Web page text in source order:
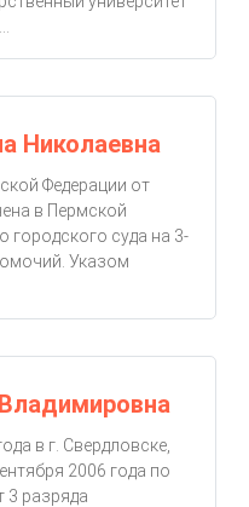
Николаевна
Федерации от
в Пермской
городского суда на 3-
Указом
в г. Свердловске,
2006 года по
3 разряда